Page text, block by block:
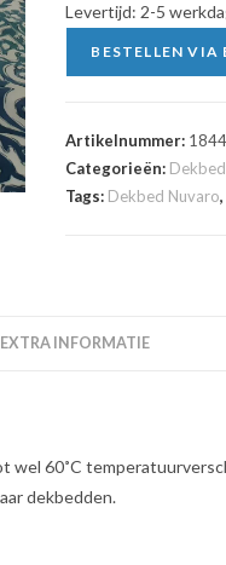
Levertijd: 2-5
BESTELLEN VIA
Artikelnummer:
Categorieën:
Tags: Dekbed Nuvaro,
EXTRA INFORMATIE
60˚C
dekbedden.